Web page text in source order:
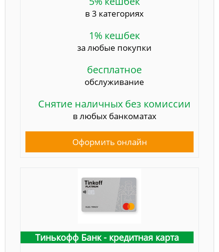
в 3 категориях
1% кешбек
за любые покупки
бесплатное
обслуживание
Снятие наличных без комиссии
в любых банкоматах
Оформить онлайн
Тинькофф Банк - кредитная карта